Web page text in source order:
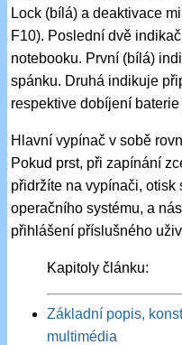
Lock (bílá) a deaktivace
F10). Poslední dvě
notebooku. První (bílá)
spánku. Druhá indikuje
respektive dobíjení baterie
Hlavní vypínač v sobě
Pokud prst, při zapínání
přidržíte na vypínači, otisk
operačního systému, a
přihlášení příslušného
Kapitoly článku:
Základní popis,
multimédia